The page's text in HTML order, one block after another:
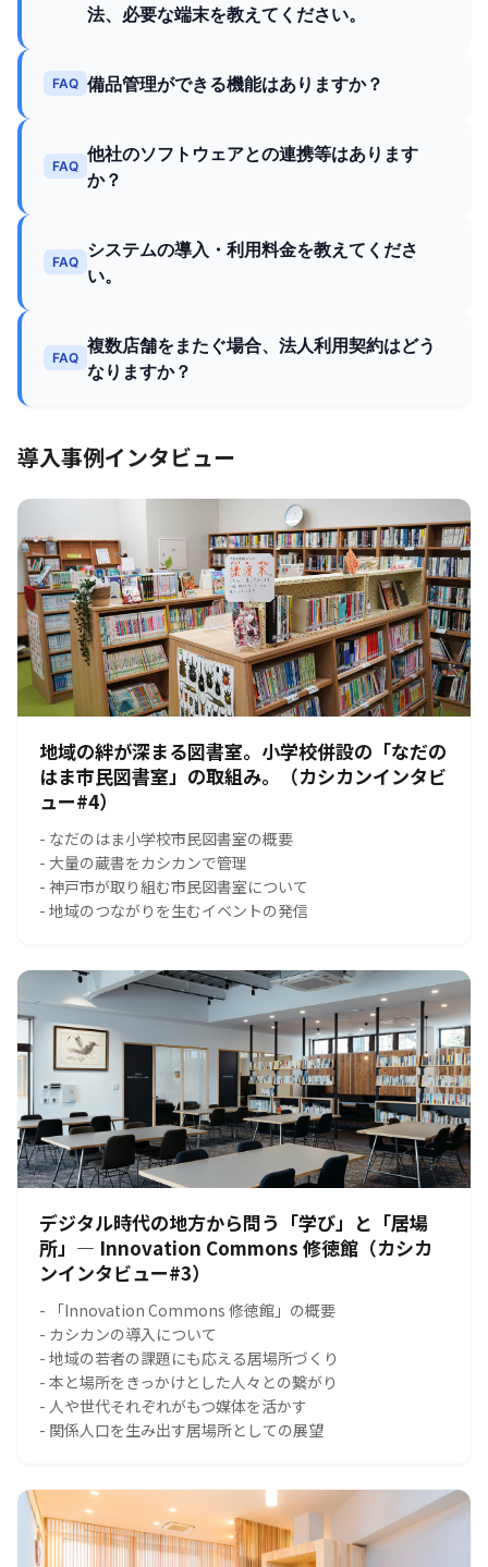
法、必要な端末を教えてください。
FAQ 備品管理ができる機能はありますか？
FAQ
他社のソフトウェアとの連携等はあります
か？
FAQ
システムの導入・利用料金を教えてくださ
い。
FAQ
複数店舗をまたぐ場合、法人利用契約はどう
なりますか？
導入事例インタビュー
地域の絆が深まる図書室。小学校併設の「なだの
はま市民図書室」の取組み。（カシカンインタビ
ュー#4）
- なだのはま小学校市民図書室の概要
- 大量の蔵書をカシカンで管理
- 神戸市が取り組む市民図書室について
- 地域のつながりを生むイベントの発信
デジタル時代の地方から問う「学び」と「居場
所」― Innovation Commons 修徳館（カシカ
ンインタビュー#3）
- 「Innovation Commons 修徳館」の概要
- カシカンの導入について
- 地域の若者の課題にも応える居場所づくり
- 本と場所をきっかけとした人々との繋がり
- 人や世代それぞれがもつ媒体を活かす
- 関係人口を生み出す居場所としての展望